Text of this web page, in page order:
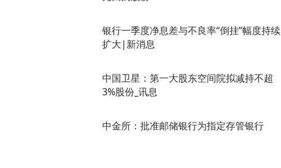
银行一季度净息差与不良率“倒挂”幅度持续
扩大|新消息
中国卫星：第一大股东空间院拟减持不超
3%股份_讯息
中金所：批准邮储银行为指定存管银行